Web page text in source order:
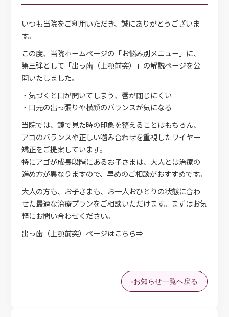
いつも当院をご利用いただき、誠にありがとうございま
す。
この度、当院ホームページの「お悩み別メニュー」に、
第三弾として「出っ歯（上顎前突）」の解説ページを公
開いたしました。
・気づくと口が開いてしまう、唇が閉じにくい
・口元の出っ張りや横顔のバランスが気になる
当院では、鏡で見た時の印象を整えることはもちろん、
アゴのバランスや正しい噛み合わせを重視したワイヤー
矯正をご提案しています。
特にアゴが成長段階にあるお子さまは、大人とは治療の
進め方が異なりますので、早めのご相談がおすすめです。
大人の方も、お子さまも、お一人おひとりの状態に合わ
せた最適な治療プランをご相談いただけます。まずはお気
軽にお問い合わせください。
出っ歯（上顎前突）ページはこちら⇒
お知らせ一覧へ戻る